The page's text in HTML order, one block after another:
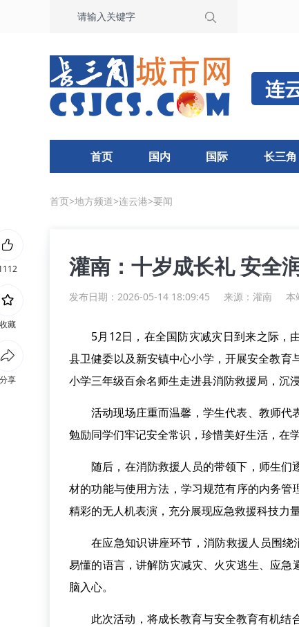
连
首页 国内 国际 长三角
首页>地方频道>连云港>要闻
灌南：十岁成长礼 安全
发布日期：2026-05-14 18:09:45 来源： 灌南 本
5月12日，在全国防灾减灾日到来之际，
县卫健委以及新安镇中心小学，开展安全教
小学三年级百余名师生走进县消防救援局，沉
活动现场庄重而温馨，学生代表、教师代
勉励同学们牢记安全常识，珍惜美好生活，在
随后，在消防救援人员的带领下，师生
材的功能与使用方法，学习规范有序的内务
精彩的无人机表演，充分展现应急救援科技力
在应急知识讲座环节，消防救援人员围绕
易懂的语言，讲解防灾减灾、火灾逃生、应
脑入心。
此次活动，将成长教育与安全教育有机
收藏
分享